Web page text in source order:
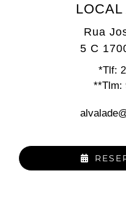
LOCAL
Rua
5 C
*Tlf:
**Tlm: